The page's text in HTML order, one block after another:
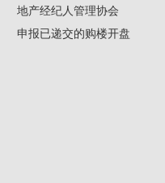
地产经纪人管理协会
申报已递交的购楼开盘